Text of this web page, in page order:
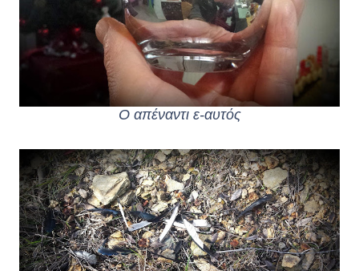
Ο απέναντι ε-αυτός